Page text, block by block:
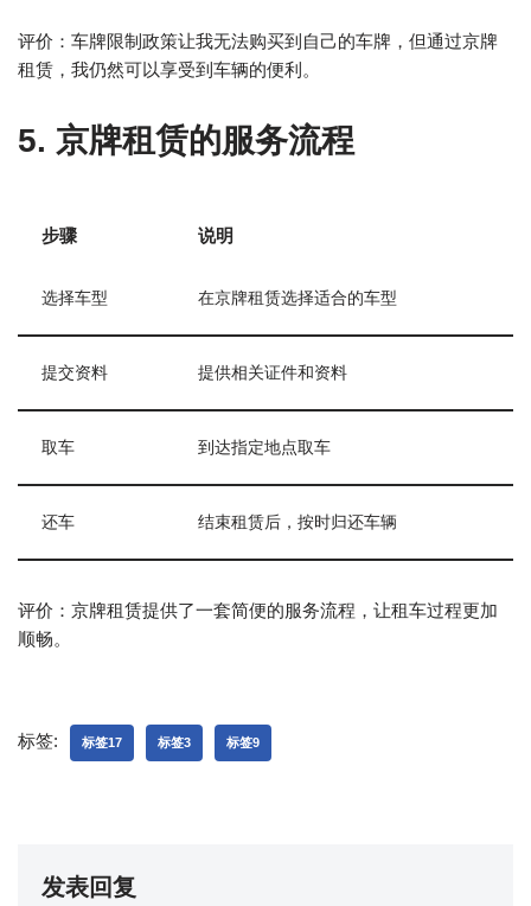
评价：车牌限制政策让我无法购买到自己的车牌，但通过京牌
租赁，我仍然可以享受到车辆的便利。
5. 京牌租赁的服务流程
步骤 说明
选择车型 在京牌租赁选择适合的车型
提交资料 提供相关证件和资料
取车 到达指定地点取车
还车 结束租赁后，按时归还车辆
评价：京牌租赁提供了一套简便的服务流程，让租车过程更加
顺畅。
标签: 标签17 标签3 标签9
发表回复